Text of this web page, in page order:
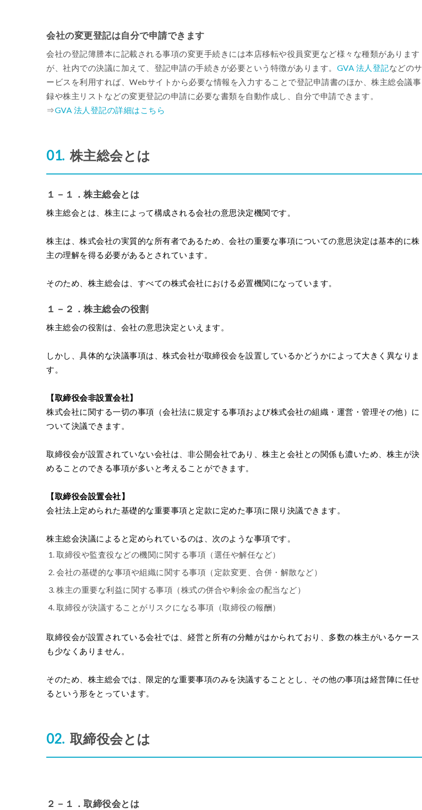
会社の変更登記は自分で申請できます
会社の登記簿謄本に記載される事項の変更手続きには本店移転や役員変更など様々な種類があります
が、社内での決議に加えて、登記申請の手続きが必要という特徴があります。 GVA 法人登記などのサ
ービスを利用すれば、Webサイトから必要な情報を入力することで登記申請書のほか、株主総会議事
録や株主リストなどの変更登記の申請に必要な書類を自動作成し、自分で申請できます。
⇒GVA 法人登記の詳細はこちら
株主総会とは
１－１．株主総会とは
株主総会とは、株主によって構成される会社の意思決定機関です。
株主は、株式会社の実質的な所有者であるため、会社の重要な事項についての意思決定は基本的に株
主の理解を得る必要があるとされています。
そのため、株主総会は、すべての株式会社における必置機関になっています。
１－２．株主総会の役割
株主総会の役割は、会社の意思決定といえます。
しかし、具体的な決議事項は、株式会社が取締役会を設置しているかどうかによって大きく異なりま
す。
【取締役会非設置会社】
株式会社に関する一切の事項（会社法に規定する事項および株式会社の組織・運営・管理その他）に
ついて決議できます。
取締役会が設置されていない会社は、非公開会社であり、株主と会社との関係も濃いため、株主が決
めることのできる事項が多いと考えることができます。
【取締役会設置会社】
会社法上定められた基礎的な重要事項と定款に定めた事項に限り決議できます。
株主総会決議によると定められているのは、次のような事項です。
取締役や監査役などの機関に関する事項（選任や解任など）
会社の基礎的な事項や組織に関する事項（定款変更、合併・解散など）
株主の重要な利益に関する事項（株式の併合や剰余金の配当など）
取締役が決議することがリスクになる事項（取締役の報酬）
取締役会が設置されている会社では、経営と所有の分離がはかられており、多数の株主がいるケース
も少なくありません。
そのため、株主総会では、限定的な重要事項のみを決議することとし、その他の事項は経営陣に任せ
るという形をとっています。
取締役会とは
２－１．取締役会とは